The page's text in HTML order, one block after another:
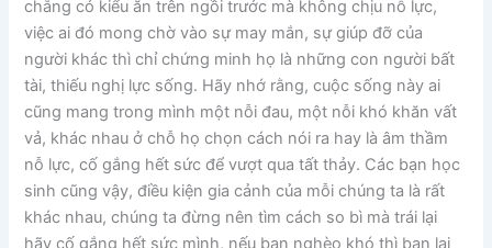
chẳng có kiểu ăn trên ngồi trước mà không chịu nỗ lực,
việc ai đó mong chờ vào sự may mắn, sự giúp đỡ của
người khác thì chỉ chứng minh họ là những con người bất
tài, thiếu nghị lực sống. Hãy nhớ rằng, cuộc sống này ai
cũng mang trong mình một nỗi đau, một nỗi khó khăn vất
vả, khác nhau ở chỗ họ chọn cách nói ra hay là âm thầm
nỗ lực, cố gắng hết sức để vượt qua tất thảy. Các bạn học
sinh cũng vậy, điều kiện gia cảnh của mỗi chúng ta là rất
khác nhau, chúng ta đừng nên tìm cách so bì mà trái lại
hãy cố gắng hết sức mình, nếu bạn nghèo khó thì bạn lại